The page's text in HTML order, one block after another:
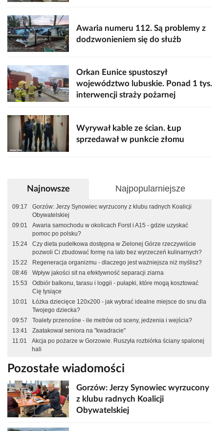
Awaria numeru 112. Są problemy z
dodzwonieniem się do służb
Orkan Eunice spustoszył
województwo lubuskie. Ponad 1 tys.
interwencji straży pożarnej
Wyrywał kable ze ścian. Łup
sprzedawał w punkcie złomu
Najnowsze Najpopularniejsze
09:17
Gorzów: Jerzy Synowiec wyrzucony z klubu radnych Koalicji
Obywatelskiej
09:01
Awaria samochodu w okolicach Forst i A15 - gdzie uzyskać
pomoc po polsku?
15:24
Czy dieta pudełkowa dostępna w Zielonej Górze rzeczywiście
pozwoli Ci zbudować formę na lato bez wyrzeczeń kulinarnych?
15:22
Regeneracja organizmu - dlaczego jest ważniejsza niż myślisz?
08:46
Wpływ jakości sit na efektywność separacji ziarna
15:53
Odbiór balkonu, tarasu i loggii - pułapki, które mogą kosztować
Cię tysiące
10:01
Łóżka dziecięce 120x200 - jak wybrać idealne miejsce do snu dla
Twojego dziecka?
09:57
Toalety przenośne - ile metrów od sceny, jedzenia i wejścia?
13:41
Zaatakował seniora na "kwadracie"
11:01
Akcja po pożarze w Gorzowie. Ruszyła rozbiórka ściany spalonej
hali
Pozostałe wiadomości
Gorzów: Jerzy Synowiec wyrzucony
z klubu radnych Koalicji
Obywatelskiej